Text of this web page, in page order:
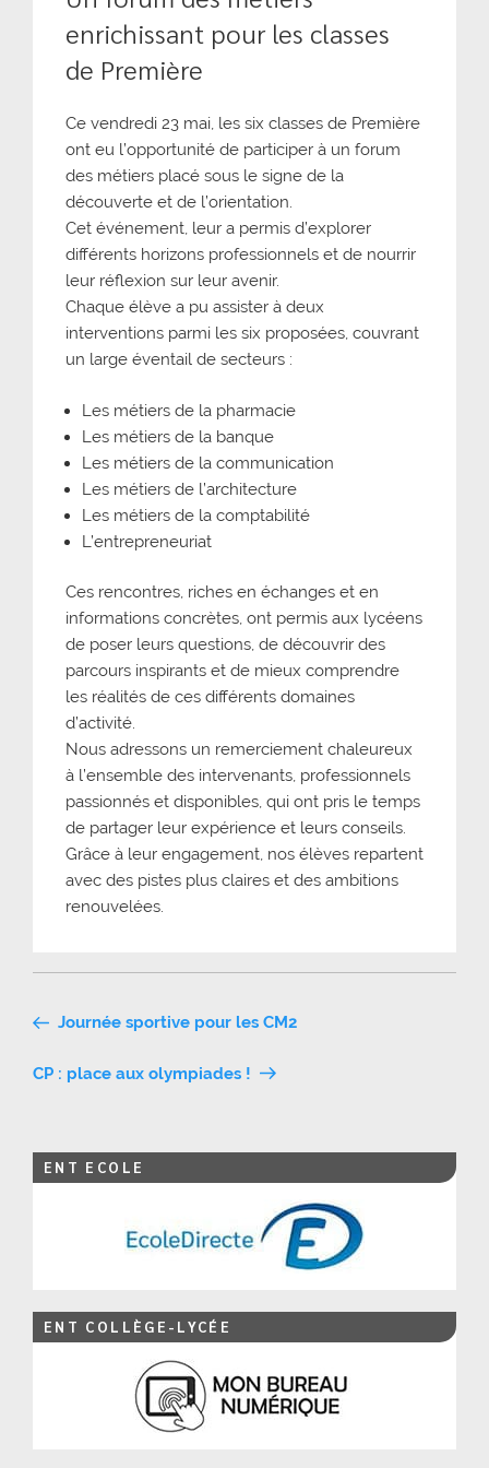
enrichissant pour les classes
de Première
Ce vendredi 23 mai, les six classes de Première
ont eu l’opportunité de participer à un forum
des métiers placé sous le signe de la
découverte et de l’orientation.
Cet événement, leur a permis d’explorer
différents horizons professionnels et de nourrir
leur réflexion sur leur avenir.
Chaque élève a pu assister à deux
interventions parmi les six proposées, couvrant
un large éventail de secteurs :
Les métiers de la pharmacie
Les métiers de la banque
Les métiers de la communication
Les métiers de l’architecture
Les métiers de la comptabilité
L’entrepreneuriat
Ces rencontres, riches en échanges et en
informations concrètes, ont permis aux lycéens
de poser leurs questions, de découvrir des
parcours inspirants et de mieux comprendre
les réalités de ces différents domaines
d’activité.
Nous adressons un remerciement chaleureux
à l’ensemble des intervenants, professionnels
passionnés et disponibles, qui ont pris le temps
de partager leur expérience et leurs conseils.
Grâce à leur engagement, nos élèves repartent
avec des pistes plus claires et des ambitions
renouvelées.
Navigation
de
Journée sportive pour les CM2
CP : place aux olympiades !
ENT ECOLE
ENT COLLÈGE-LYCÉE